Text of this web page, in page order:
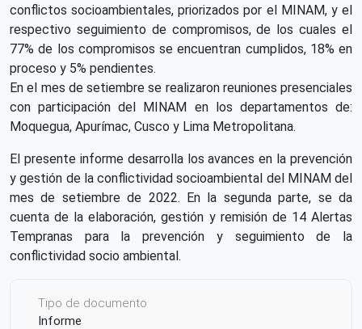
conflictos socioambientales, priorizados por el MINAM, y el
respectivo seguimiento de compromisos, de los cuales el
77% de los compromisos se encuentran cumplidos, 18% en
proceso y 5% pendientes.
En el mes de setiembre se realizaron reuniones presenciales
con participación del MINAM en los departamentos de:
Moquegua, Apurímac, Cusco y Lima Metropolitana.
El presente informe desarrolla los avances en la prevención
y gestión de la conflictividad socioambiental del MINAM del
mes de setiembre de 2022. En la segunda parte, se da
cuenta de la elaboración, gestión y remisión de 14 Alertas
Tempranas para la prevención y seguimiento de la
conflictividad socio ambiental.
Tipo de documento
Informe